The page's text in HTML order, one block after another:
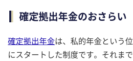
確定拠出年金のおさらい
確定拠出年金は、私的年金という
にスタートした制度です。それま